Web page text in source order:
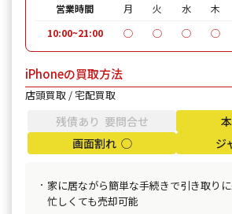
iPhone XS
iPhone XS Max
iPhone X
iPhone 8 Plus
iPhone 8
iPhone 7
¥20,600
¥26,100
¥30,100
¥7,800 都
営業時間 月 火 水 木
10:00~21:00
◯ ◯ ◯ ◯
iPhoneの買取方法
店頭買取 / 宅配買取
残債あり 要問合せ
画面割れ ◯
ジ
家に居ながら簡単な手続きで引き取りに
忙しくても売却可能